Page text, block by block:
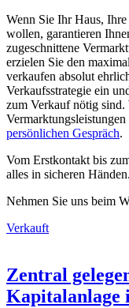
Wenn Sie Ihr Haus,
wollen, garantieren
zugeschnittene
erzielen Sie den
verkaufen absolut
Verkaufsstrategie ein
zum Verkauf nötig sind.
persönlichen Gespräch.
Vom Erstkontakt bis
alles in sicheren Händen.
Nehmen Sie uns beim
Verkauft
Zentral
Kapitalanlage